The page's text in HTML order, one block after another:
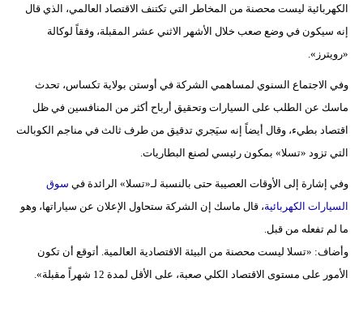
إسلامية
سيارات
الكهربائية ليست محصنة من المخاطر التي تكتنف الاقتصاد العالمي، الذي قال
إنه سيكون في وضع صعب خلال الأشهر الاثني عشر المقبلة، وفقاً لوكالة
«رويترز».
وفي الاجتماع السنوي لمساهمي الشركة في أوستن بولاية تكساس، تحدث
ماسك عن الطلب على السيارات وتحقيق أرباح أكثر من المنافسين في ظل
اقتصاد بطيء، وقال أيضاً إنه سيَجري تدقيق من طرف ثالث في مناجم الكوبالت
التي تزود «تسلا» بمكون رئيسي لصنع البطاريات.
وفي إشارة إلى الأوقات العصيبة حتى بالنسبة لـ«تسلا» الرائدة في سوق
السيارات الكهربائية، قال ماسك إن الشركة ستحاول الإعلان عن سياراتها، وهو
ما لم تفعله من قبل.
وأضاف: «تسلا ليست محصنة من البيئة الاقتصادية العالمية. أتوقع أن تكون
الأمور على مستوى الاقتصاد الكلي صعبة، على الأقل لمدة 12 شهراً مقبلة».